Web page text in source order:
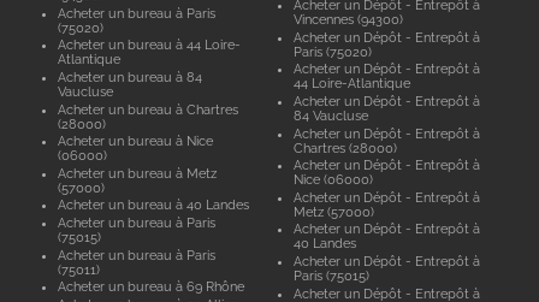
Acheter un bureau à Paris
(75020)
Acheter un bureau à 44 Loire-
Atlantique
Acheter un bureau à 84
Vaucluse
Acheter un bureau à Chartres
(28000)
Acheter un bureau à Nice
(06000)
Acheter un bureau à Metz
(57000)
Acheter un bureau à 40 Landes
Acheter un bureau à Paris
(75015)
Acheter un bureau à Paris
(75011)
Acheter un bureau à 69 Rhône
Acheter un Dépôt - Entrepôt à
Vincennes (94300)
Acheter un Dépôt - Entrepôt à
Paris (75020)
Acheter un Dépôt - Entrepôt à
44 Loire-Atlantique
Acheter un Dépôt - Entrepôt à
84 Vaucluse
Acheter un Dépôt - Entrepôt à
Chartres (28000)
Acheter un Dépôt - Entrepôt à
Nice (06000)
Acheter un Dépôt - Entrepôt à
Metz (57000)
Acheter un Dépôt - Entrepôt à
40 Landes
Acheter un Dépôt - Entrepôt à
Paris (75015)
Acheter un Dépôt - Entrepôt à